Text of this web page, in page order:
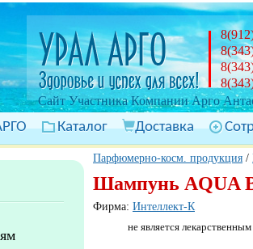
Cайт Участника Компании Арго
Каталог Доставка
Парфюмерно-косм. продукция /
Шампунь AQUA
Фирма: Интеллект-К
не является